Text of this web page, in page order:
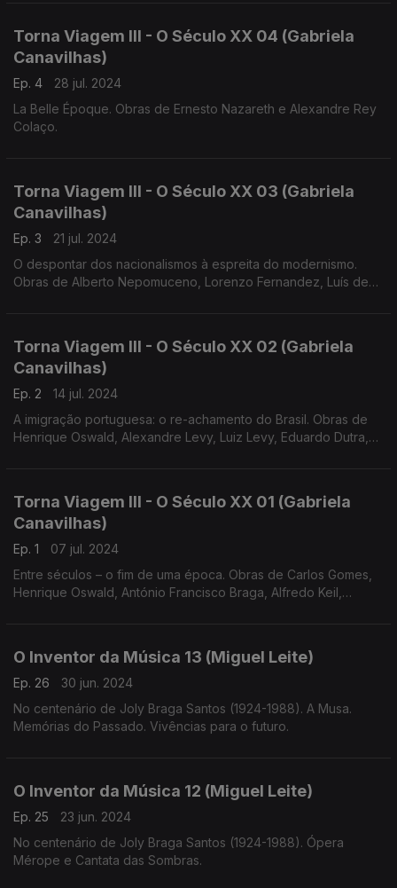
Torna Viagem III - O Século XX 04 (Gabriela
Canavilhas)
Ep. 4
28 jul. 2024
La Belle Époque. Obras de Ernesto Nazareth e Alexandre Rey
Colaço.
Torna Viagem III - O Século XX 03 (Gabriela
Canavilhas)
Ep. 3
21 jul. 2024
O despontar dos nacionalismos à espreita do modernismo.
Obras de Alberto Nepomuceno, Lorenzo Fernandez, Luís de
Torna Viagem III - O Século XX 02 (Gabriela
Canavilhas)
Ep. 2
14 jul. 2024
A imigração portuguesa: o re-achamento do Brasil. Obras de
Henrique Oswald, Alexandre Levy, Luiz Levy, Eduardo Dutra,
Torna Viagem III - O Século XX 01 (Gabriela
Canavilhas)
Ep. 1
07 jul. 2024
Entre séculos – o fim de uma época. Obras de Carlos Gomes,
Henrique Oswald, António Francisco Braga, Alfredo Keil,
O Inventor da Música 13 (Miguel Leite)
Ep. 26
30 jun. 2024
No centenário de Joly Braga Santos (1924-1988). A Musa.
Memórias do Passado. Vivências para o futuro.
O Inventor da Música 12 (Miguel Leite)
Ep. 25
23 jun. 2024
No centenário de Joly Braga Santos (1924-1988). Ópera
Mérope e Cantata das Sombras.